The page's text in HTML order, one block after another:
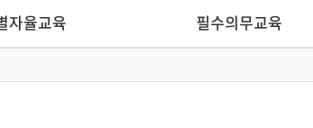
자율교육 필수의무교육